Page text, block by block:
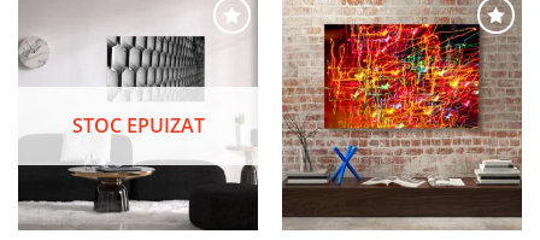
Adaugă
favorite
STOC EPUIZAT
Adaugă
la
favorite